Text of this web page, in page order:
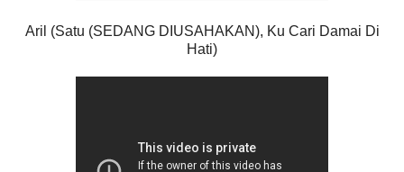
Aril (Satu (SEDANG DIUSAHAKAN), Ku Cari Damai Di
Hati)